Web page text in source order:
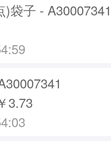
)袋子 -
3.73